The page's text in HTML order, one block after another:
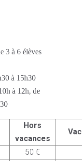
3 à 6 élèves
à 15h30
à 12h, de
Hors
vacances
50 €